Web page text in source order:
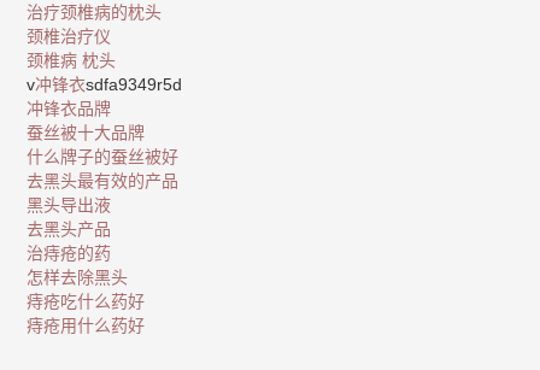
治疗颈椎病的枕头
颈椎治疗仪
颈椎病 枕头
v冲锋衣sdfa9349r5d
冲锋衣品牌
蚕丝被十大品牌
什么牌子的蚕丝被好
去黑头最有效的产品
黑头导出液
去黑头产品
治痔疮的药
怎样去除黑头
痔疮吃什么药好
痔疮用什么药好